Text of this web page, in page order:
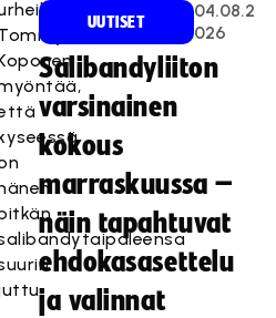
UUTISET
04.08.2
026
Salibandyliiton
varsinainen
kokous
marraskuussa –
näin tapahtuvat
ehdokasasettelu
ja valinnat